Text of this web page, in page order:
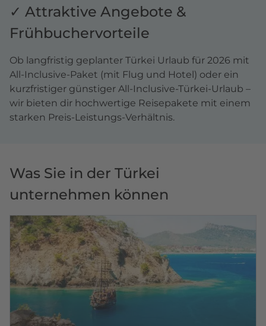
✓ Attraktive Angebote &
Frühbuchervorteile
Ob langfristig geplanter Türkei Urlaub für 2026 mit
All-Inclusive-Paket (mit Flug und Hotel) oder ein
kurzfristiger günstiger All-Inclusive-Türkei-Urlaub –
wir bieten dir hochwertige Reisepakete mit einem
starken Preis-Leistungs-Verhältnis.
Was Sie in der Türkei
unternehmen können